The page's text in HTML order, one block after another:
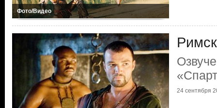
Фото/Видео
24 сентября